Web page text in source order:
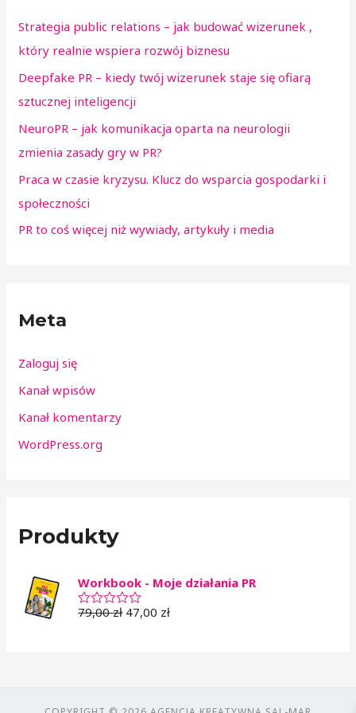
Strategia public relations – jak budować wizerunek ,
który realnie wspiera rozwój biznesu
Deepfake PR – kiedy twój wizerunek staje się ofiarą
sztucznej inteligencji
NeuroPR – jak komunikacja oparta na neurologii
zmienia zasady gry w PR?
Praca w czasie kryzysu. Klucz do wsparcia gospodarki i
społeczności
PR to coś więcej niż wywiady, artykuły i media
Meta
Zaloguj się
Kanał wpisów
Kanał komentarzy
WordPress.org
Produkty
Workbook - Moje działania PR
O
79,00zł 47,00 zł